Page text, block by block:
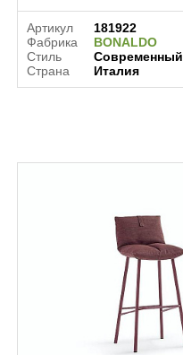
Артикул
181922
Фабрика
BONALDO
Стиль
Современный
Страна
Италия